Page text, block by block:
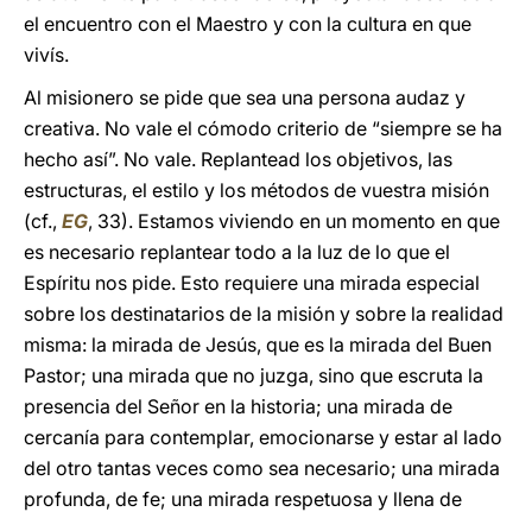
el encuentro con el Maestro y con la cultura en que
vivís.
Al misionero se pide que sea una persona audaz y
creativa. No vale el cómodo criterio de “siempre se ha
hecho así”. No vale. Replantead los objetivos, las
estructuras, el estilo y los métodos de vuestra misión
(cf., EG, 33). Estamos viviendo en un momento en que
es necesario replantear todo a la luz de lo que el
Espíritu nos pide. Esto requiere una mirada especial
sobre los destinatarios de la misión y sobre la realidad
misma: la mirada de Jesús, que es la mirada del Buen
Pastor; una mirada que no juzga, sino que escruta la
presencia del Señor en la historia; una mirada de
cercanía para contemplar, emocionarse y estar al lado
del otro tantas veces como sea necesario; una mirada
profunda, de fe; una mirada respetuosa y llena de